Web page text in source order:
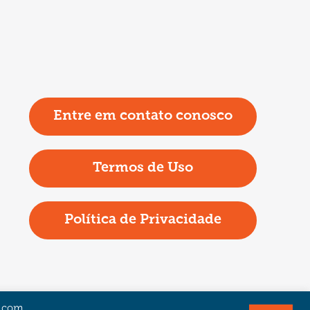
Entre em contato conosco
Termos de Uso
Política de Privacidade